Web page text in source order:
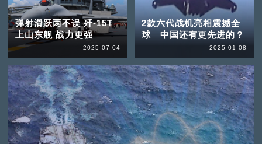
弹射滑跃两不误 歼-15T
上山东舰 战力更强
2025-07-04
2款六代战机亮相震撼全
球 中国还有更先进的？
2025-01-08